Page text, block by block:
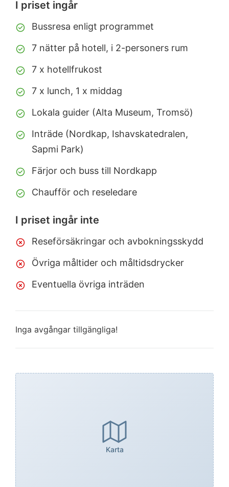
I priset ingår
Bussresa enligt programmet
7 nätter på hotell, i 2-personers rum
7 x hotellfrukost
7 x lunch, 1 x middag
Lokala guider (Alta Museum, Tromsö)
Inträde (Nordkap, Ishavskatedralen,
Sapmi Park)
Färjor och buss till Nordkapp
Chaufför och reseledare
I priset ingår inte
Reseförsäkringar och avbokningsskydd
Övriga måltider och måltidsdrycker
Eventuella övriga inträden
Inga avgångar tillgängliga!
Karta